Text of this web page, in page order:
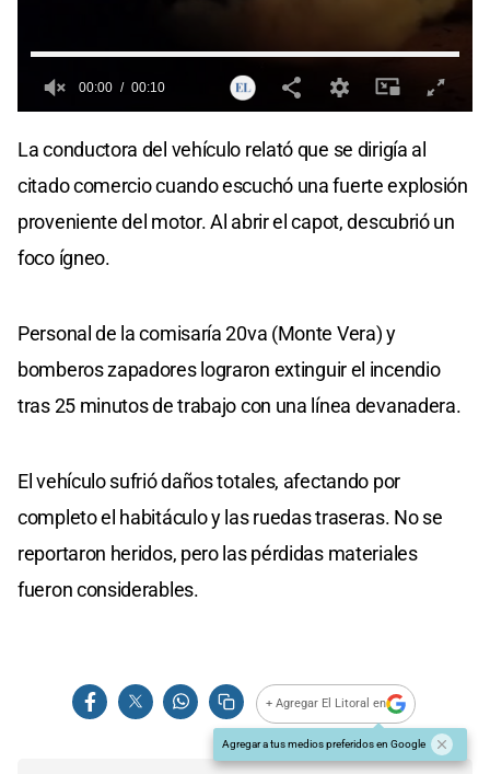
of
seconds
00:00 00:10
La conductora del vehículo relató que se dirigía al
citado comercio cuando escuchó una fuerte explosión
proveniente del motor. Al abrir el capot, descubrió un
foco ígneo.
Personal de la comisaría 20va (Monte Vera) y
bomberos zapadores lograron extinguir el incendio
tras 25 minutos de trabajo con una línea devanadera.
El vehículo sufrió daños totales, afectando por
completo el habitáculo y las ruedas traseras. No se
reportaron heridos, pero las pérdidas materiales
fueron considerables.
+ Agregar El Litoral en
Agregar a tus medios preferidos en Google